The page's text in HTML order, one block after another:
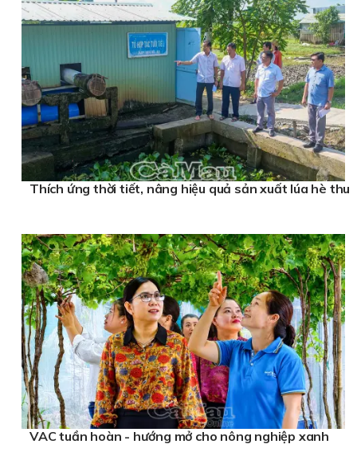
Thích ứng thời tiết, nâng hiệu quả sản xuất lúa hè thu
VAC tuần hoàn - hướng mở cho nông nghiệp xanh